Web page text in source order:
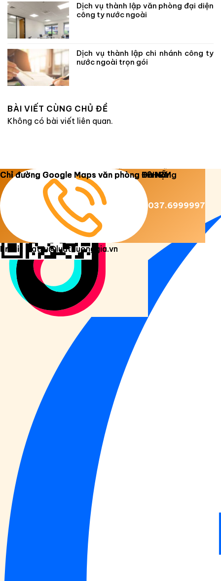
Dịch vụ thành lập văn phòng đại diện
công ty nước ngoài
Dịch vụ thành lập chi nhánh công ty
nước ngoài trọn gói
BÀI VIẾT CÙNG CHỦ ĐỀ
Không có bài viết liên quan.
Copyright 2026 © Luật Dương Gia